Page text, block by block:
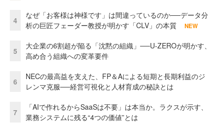
4
なぜ「お客様は神様です」は間違っているのか──データ分
析の巨匠フェーダー教授が明かす「CLV」の本質
NEW
5
大企業の6割超が陥る「沈黙の組織」──U-ZEROが明かす、
高め合う組織への変革要件
6
NECの最高益を支えた、FP＆Aによる短期と長期利益のジ
レンマ克服──経営可視化と人材育成の秘訣とは
7
「AIで作れるからSaaSは不要」は本当か。ラクスが示す、
業務システムに残る“4つの価値”とは